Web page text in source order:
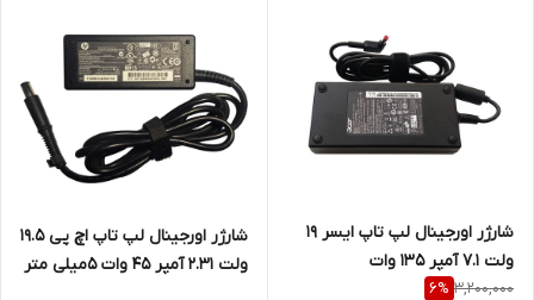
شارژر اورجینال لپ تاپ ایسر 19
ولت 7.1 آمپر 135 وات
3,200,000
6%
شارژر اورجینال لپ تاپ اچ پی 19.5
ولت 2.31 آمپر 45 وات 5میلی متر